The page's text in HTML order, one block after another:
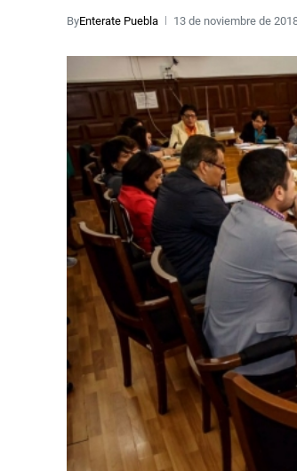
ByEnterate Puebla 13 de noviembre de